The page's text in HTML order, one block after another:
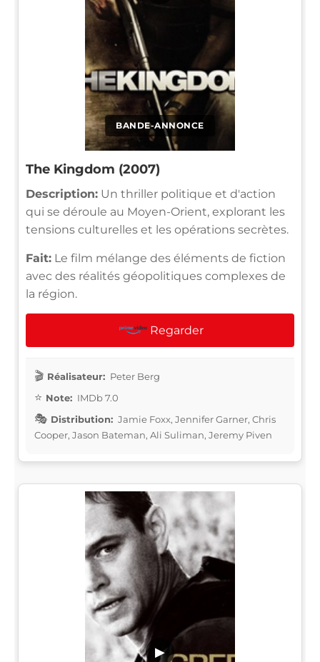
BANDE-ANNONCE
The Kingdom (2007)
Description: Un thriller politique et d'action
qui se déroule au Moyen-Orient, explorant les
tensions culturelles et les opérations secrètes.
Fait: Le film mélange des éléments de fiction
avec des réalités géopolitiques complexes de
la région.
Regarder
Réalisateur: Peter Berg
Note: IMDb 7.0
Distribution: Jamie Foxx, Jennifer Garner, Chris
Cooper, Jason Bateman, Ali Suliman, Jeremy Piven
▶